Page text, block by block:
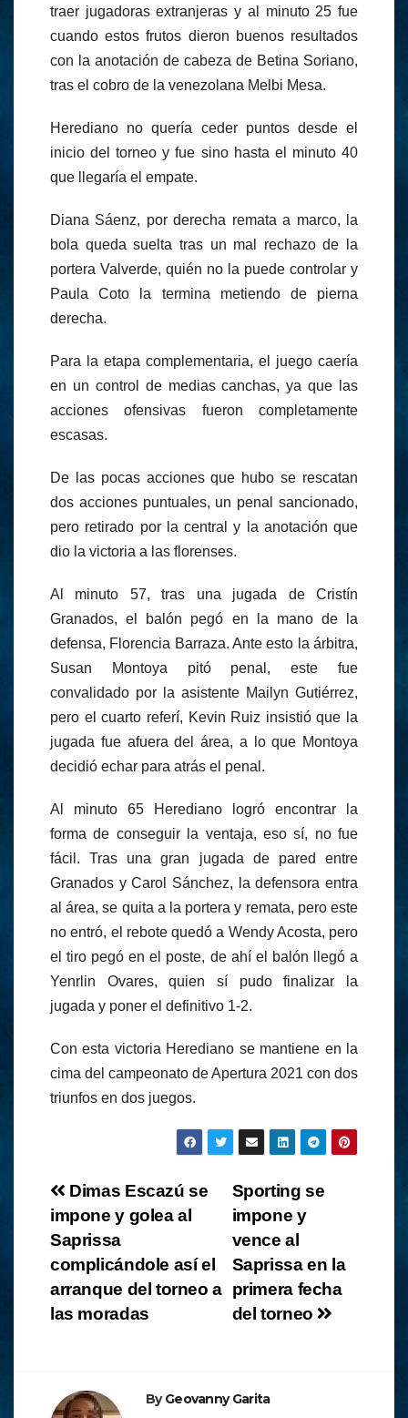
traer jugadoras extranjeras y al minuto 25 fue
cuando estos frutos dieron buenos resultados
con la anotación de cabeza de Betina Soriano,
tras el cobro de la venezolana Melbi Mesa.
Herediano no quería ceder puntos desde el
inicio del torneo y fue sino hasta el minuto 40
que llegaría el empate.
Diana Sáenz, por derecha remata a marco, la
bola queda suelta tras un mal rechazo de la
portera Valverde, quién no la puede controlar y
Paula Coto la termina metiendo de pierna
derecha.
Para la etapa complementaria, el juego caería
en un control de medias canchas, ya que las
acciones ofensivas fueron completamente
escasas.
De las pocas acciones que hubo se rescatan
dos acciones puntuales, un penal sancionado,
pero retirado por la central y la anotación que
dio la victoria a las florenses.
Al minuto 57, tras una jugada de Cristín
Granados, el balón pegó en la mano de la
defensa, Florencia Barraza. Ante esto la árbitra,
Susan Montoya pitó penal, este fue
convalidado por la asistente Mailyn Gutiérrez,
pero el cuarto referí, Kevin Ruiz insistió que la
jugada fue afuera del área, a lo que Montoya
decidió echar para atrás el penal.
Al minuto 65 Herediano logró encontrar la
forma de conseguir la ventaja, eso sí, no fue
fácil. Tras una gran jugada de pared entre
Granados y Carol Sánchez, la defensora entra
al área, se quita a la portera y remata, pero este
no entró, el rebote quedó a Wendy Acosta, pero
el tiro pegó en el poste, de ahí el balón llegó a
Yenrlin Ovares, quien sí pudo finalizar la
jugada y poner el definitivo 1-2.
Con esta victoria Herediano se mantiene en la
cima del campeonato de Apertura 2021 con dos
triunfos en dos juegos.
Navegación
de
entradas
Sporting se
impone y
vence al
Saprissa en la
primera fecha
del torneo
Dimas Escazú se
impone y golea al
Saprissa
complicándole así el
arranque del torneo a
las moradas
ByGeovanny Garita